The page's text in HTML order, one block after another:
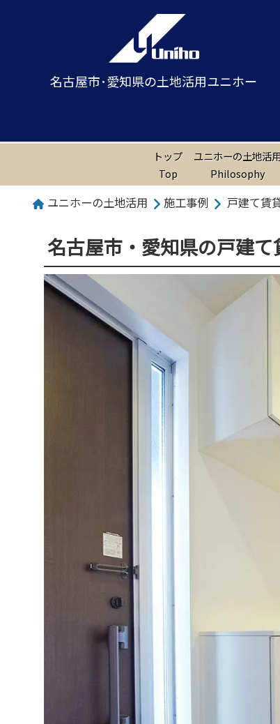
名古屋市･愛知県の土地活用ユニホー
トップ
Top
ユニホーの土地活
Philosophy
ユニホーの土地活用 施工事例 戸建て賃
名古屋市・愛知県の戸建